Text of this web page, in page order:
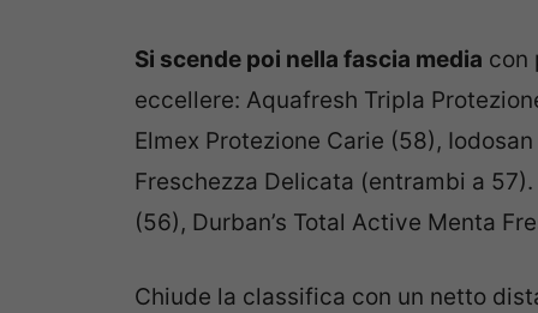
Si scende poi nella fascia media con
eccellere: Aquafresh Tripla
Elmex Protezione Carie (58),
Freschezza Delicata (entrambi a
(56), Durban’s Total Active Menta
Chiude la classifica con un netto